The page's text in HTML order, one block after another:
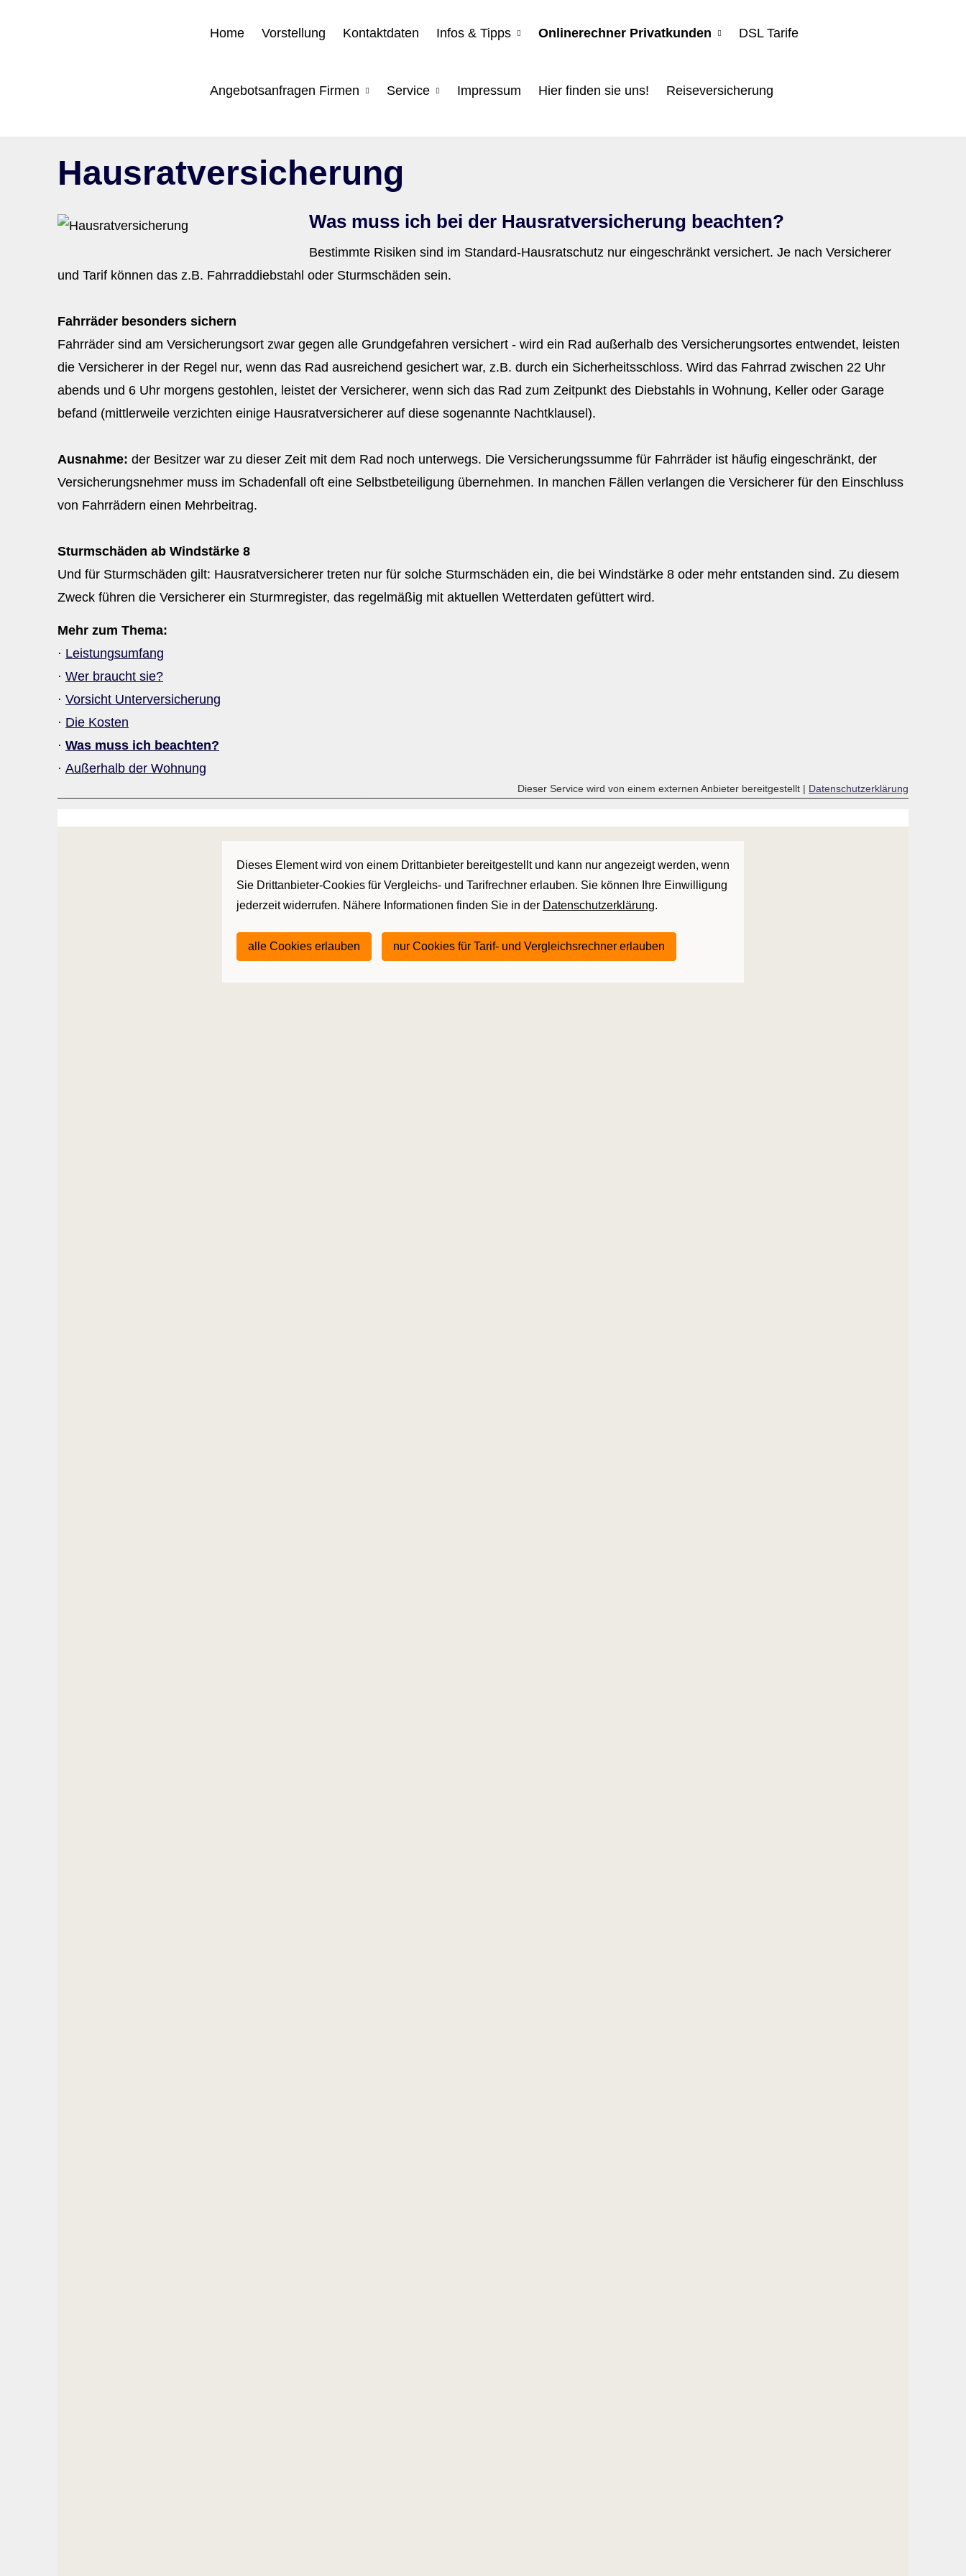
Home Vorstellung Kontaktdaten Infos & Tipps Onlinerechner Privatkunden DSL Tarife
Angebotsanfragen Firmen Service Impressum Hier finden sie uns! Reiseversicherung
Haus­rat­ver­si­che­rung
Was muss ich bei der Haus­rat­ver­si­che­rung beachten?
Bestimmte Risiken sind im Standard-Hausratschutz nur eingeschränkt versichert. Je nach Versicherer
und Tarif können das z.B. Fahrraddiebstahl oder Sturmschäden sein.
Fahrräder besonders sichern
Fahrräder sind am Versicherungsort zwar gegen alle Grundgefahren versichert - wird ein Rad außerhalb des Versicherungsortes entwendet, leisten
die Versicherer in der Regel nur, wenn das Rad ausreichend gesichert war, z.B. durch ein Sicherheitsschloss. Wird das Fahrrad zwischen 22 Uhr
abends und 6 Uhr morgens gestohlen, leistet der Versicherer, wenn sich das Rad zum Zeitpunkt des Diebstahls in Wohnung, Keller oder Garage
befand (mittlerweile verzichten einige Hausratversicherer auf diese sogenannte Nachtklausel).
Ausnahme: der Besitzer war zu dieser Zeit mit dem Rad noch unterwegs. Die Versicherungssumme für Fahrräder ist häufig eingeschränkt, der
Versicherungsnehmer muss im Schadenfall oft eine Selbstbeteiligung übernehmen. In manchen Fällen verlangen die Versicherer für den Einschluss
von Fahrrädern einen Mehrbeitrag.
Sturmschäden ab Windstärke 8
Und für Sturmschäden gilt: Hausratversicherer treten nur für solche Sturmschäden ein, die bei Windstärke 8 oder mehr entstanden sind. Zu diesem
Zweck führen die Versicherer ein Sturmregister, das regelmäßig mit aktuellen Wetterdaten gefüttert wird.
Mehr zum Thema:
· Leistungsumfang
· Wer braucht sie?
· Vorsicht Unterversicherung
· Die Kosten
· Was muss ich beachten?
· Außerhalb der Wohnung
Dieser Service wird von einem externen Anbieter bereitgestellt | Datenschutzerklärung
Dieses Element wird von einem Drittanbieter bereitgestellt und kann nur angezeigt werden, wenn
Sie Drittanbieter-Cookies für Vergleichs- und Tarifrechner erlauben. Sie können Ihre Einwilligung
jederzeit widerrufen. Nähere Informationen finden Sie in der Datenschutzerklärung.
alle Cookies erlauben nur Cookies für Tarif- und Vergleichsrechner erlauben